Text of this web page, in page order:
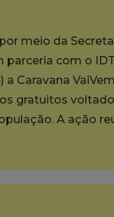
meio da
parceria com o
Caravana
gratuitos
A ação